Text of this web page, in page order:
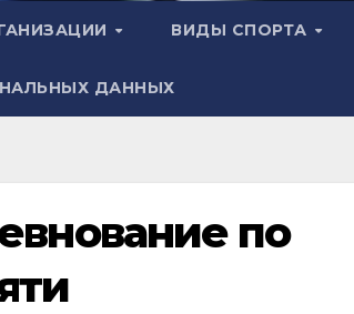
ВИДЫ СПОРТА
ДАННЫХ
по